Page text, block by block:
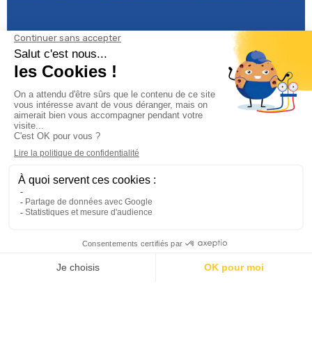
Informations
Climservice
Informations